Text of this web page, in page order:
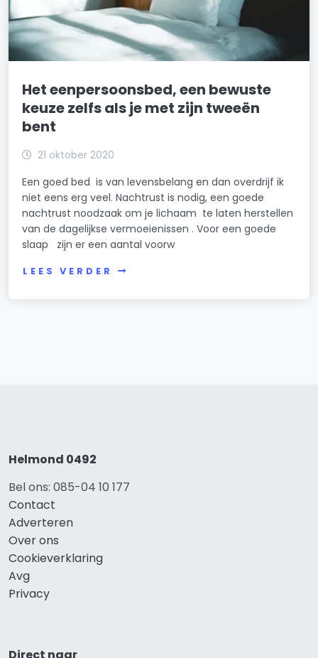
Het eenpersoonsbed, een bewuste
keuze zelfs als je met zijn tweeën
bent
21 oktober 2020
Een goed bed is van levensbelang en dan overdrijf ik
niet eens erg veel. Nachtrust is nodig, een goede
nachtrust noodzaak om je lichaam te laten herstellen
van de dagelijkse vermoeienissen . Voor een goede
slaap zijn er een aantal voorw
LEES VERDER
Helmond 0492
Bel ons: 085-04 10 177
Contact
Adverteren
Over ons
Cookieverklaring
Avg
Privacy